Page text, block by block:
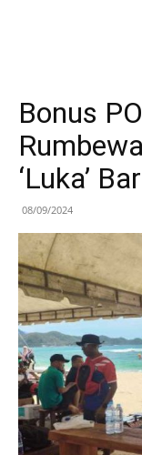
Bonus
‘Luka’
08/09/2024